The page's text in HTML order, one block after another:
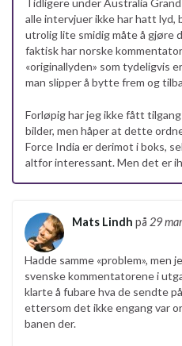
alle intervjuer ikke har hatt lyd,
utrolig lite smidig måte å gjøre
faktisk har norske
«originallyden» som tydeligvis
man slipper å bytte frem og
Forløpig har jeg ikke fått
bilder, men håper at dette
Force India er derimot i boks,
altfor interessant. Men det er
Mats Lindh på 29
Hadde samme «problem», men
svenske kommentatorene i
klarte å fubare hva de sendte
ettersom det ikke engang var
banen der.